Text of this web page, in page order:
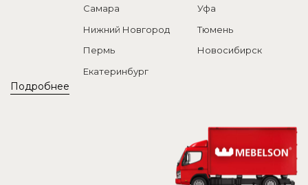
Подробнее
Самара
Уфа
Нижний Новгород
Тюмень
Пермь
Новосибирск
Екатеринбург